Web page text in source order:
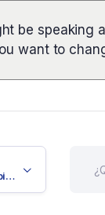
be speaking a
want to
Selecciona tu ubicación